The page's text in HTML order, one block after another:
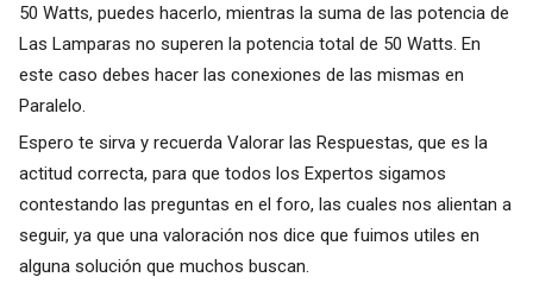
50 Watts, puedes hacerlo, mientras la suma de las potencia de
Las Lamparas no superen la potencia total de 50 Watts. En
este caso debes hacer las conexiones de las mismas en
Paralelo.
Espero te sirva y recuerda Valorar las Respuestas, que es la
actitud correcta, para que todos los Expertos sigamos
contestando las preguntas en el foro, las cuales nos alientan a
seguir, ya que una valoración nos dice que fuimos utiles en
alguna solución que muchos buscan.